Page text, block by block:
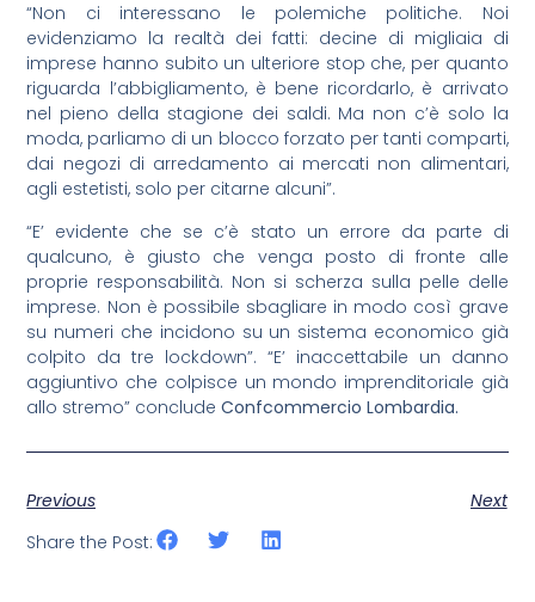
“Non ci interessano le polemiche politiche. Noi
evidenziamo la realtà dei fatti: decine di migliaia di
imprese hanno subito un ulteriore stop che, per quanto
riguarda l’abbigliamento, è bene ricordarlo, è arrivato
nel pieno della stagione dei saldi. Ma non c’è solo la
moda, parliamo di un blocco forzato per tanti comparti,
dai negozi di arredamento ai mercati non alimentari,
agli estetisti, solo per citarne alcuni”.
“E’ evidente che se c’è stato un errore da parte di
qualcuno, è giusto che venga posto di fronte alle
proprie responsabilità. Non si scherza sulla pelle delle
imprese. Non è possibile sbagliare in modo così grave
su numeri che incidono su un sistema economico già
colpito da tre lockdown”. “E’ inaccettabile un danno
aggiuntivo che colpisce un mondo imprenditoriale già
allo stremo” concludeConfcommercio Lombardia.
Previous
Next
Share the Post: